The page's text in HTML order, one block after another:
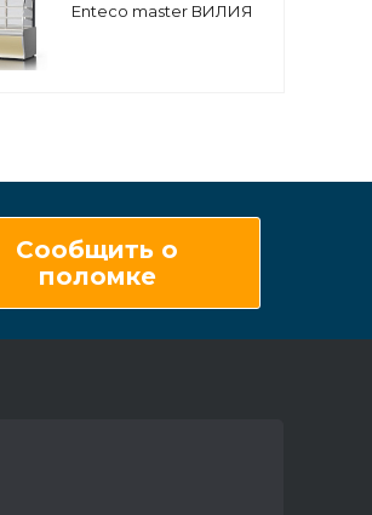
Enteco master ВИЛИЯ
Сообщить о
поломке